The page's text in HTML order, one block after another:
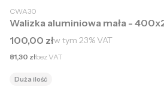
CWA30
Walizka aluminiowa mała -
Cena brutto
100,00 złw tym 23%VAT
Cena netto
81,30 złbez VAT
Duża ilość